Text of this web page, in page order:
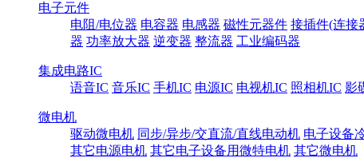
电子元件
电阻/电位器 电容器 电感器 磁性元器件 接插件(连接
器 功率放大器 逆变器 整流器 工业编码器
集成电路IC
语音IC 音乐IC 手机IC 电源IC 电视机IC 照相机IC 影
微电机
驱动微电机 同步/异步/交直流/直线电动机 电子设备
其它电源电机 其它电子设备用微特电机 其它微电机